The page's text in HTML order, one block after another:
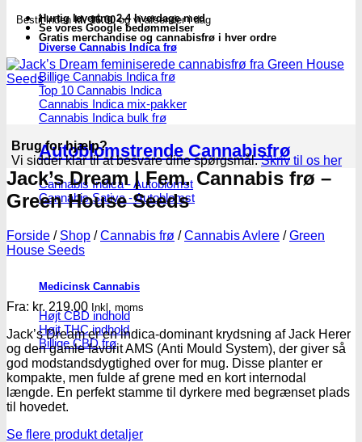
Diverse Cannabis Indica frø
Billige Cannabis Indica frø
Top 10 Cannabis Indica
Cannabis Indica mix-pakker
Cannabis Indica bulk frø
Autoblomstrende Cannabisfrø
Cannabis Indica - Autoblomst
Cannabis Sativa - Autoblomst
Medicinsk Cannabis
Højt CBD indhold
Højt THC indhold
Billige CBD frø
Bestil indenkl. 16.00og vi afsender i dag
Hurtig levering 2-4 hverdage med
Se vores Google bedømmelser
Gratis merchandise og cannabisfrø i hver ordre
Brug for hjælp?
Vi sidder klar til at besvare dine spørgsmål.Skriv til os her
Jack’s Dream | Fem. Cannabis frø –
Green House Seeds
Forside / Shop / Cannabis frø / Cannabis Avlere / Green
House Seeds
Fra: kr. 219.00 Inkl. moms
Jack’s Dream er en indica-dominant krydsning af Jack Herer
og den gamle favorit AMS (Anti Mould System), der giver så
god modstandsdygtighed over for mug. Disse planter er
kompakte, men fulde af grene med en kort internodal
længde. En perfekt stamme til dyrkere med begrænset plads
til hovedet.
Se flere produkt detaljer